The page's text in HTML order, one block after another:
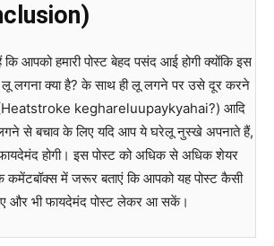
आपको हमारी पोस्ट बेहद पसंद आई होगी क्योंकि इस
लू लगना क्या है? के साथ ही लू लगने पर उसे दूर करने
(Heatstroke keghareluupaykyahai?) आदि
से बचाव के लिए यदि आप ये घरेलू नुस्खे अपनाते हैं,
होगी। इस पोस्ट को अधिक से अधिक शेयर
में जरूर बताएं कि आपको यह पोस्ट कैसी
और भी फायदेमंद पोस्ट लेकर आ सकें।